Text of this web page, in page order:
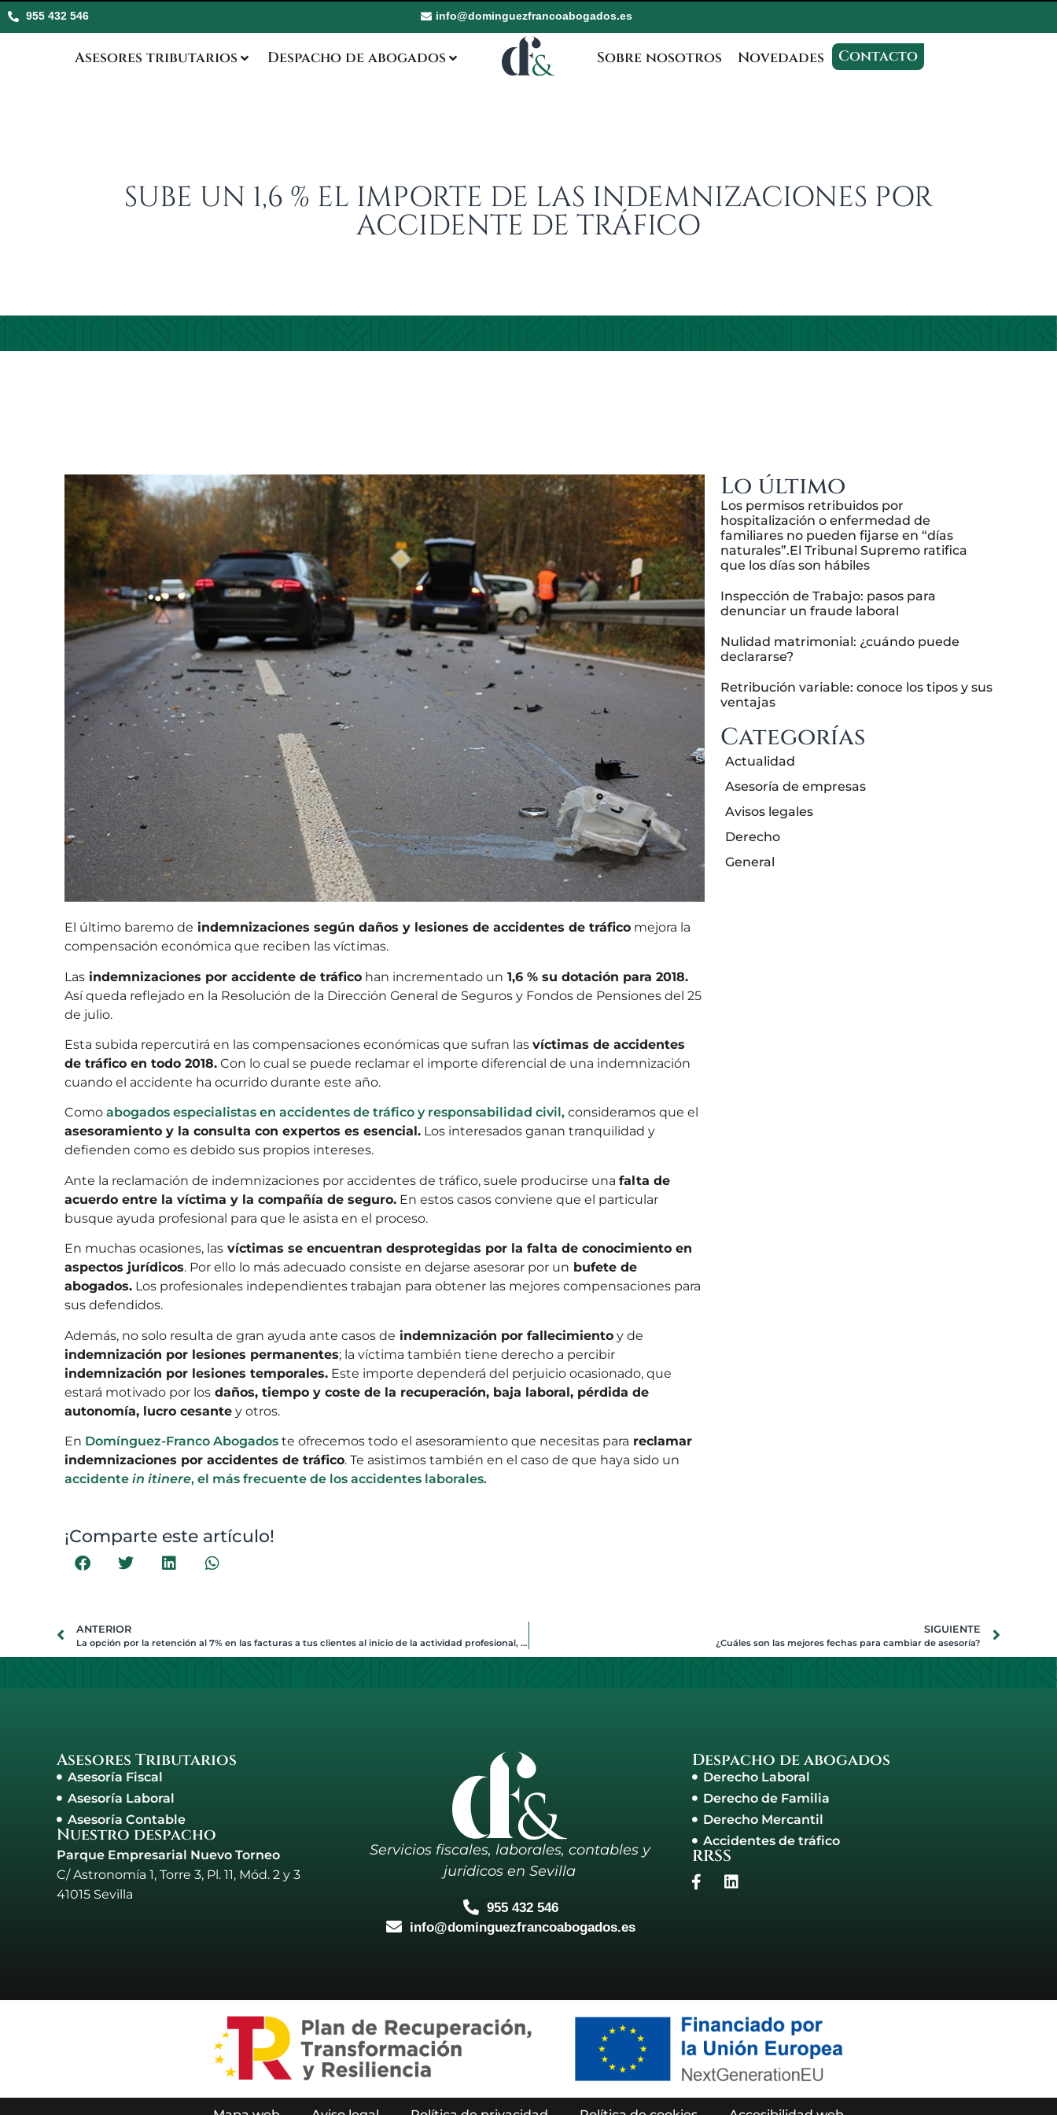
955 432 546 info@dominguezfrancoabogados.es
Asesores tributarios Despacho de abogados Sobre nosotros Novedades Contacto
SUBE UN 1,6 % EL IMPORTE DE LAS INDEMNIZACIONES POR
ACCIDENTE DE TRÁFICO
El último baremo de indemnizaciones según daños y lesiones de accidentes de tráfico mejora la
compensación económica que reciben las víctimas.
Las indemnizaciones por accidente de tráfico han incrementado un 1,6 % su dotación para 2018.
Así queda reflejado en la Resolución de la Dirección General de Seguros y Fondos de Pensiones del 25
de julio.
Esta subida repercutirá en las compensaciones económicas que sufran las víctimas de accidentes
de tráfico en todo 2018. Con lo cual se puede reclamar el importe diferencial de una indemnización
cuando el accidente ha ocurrido durante este año.
Como abogados especialistas en accidentes de tráfico y responsabilidad civil, consideramos que el
asesoramiento y la consulta con expertos es esencial. Los interesados ganan tranquilidad y
defienden como es debido sus propios intereses.
Ante la reclamación de indemnizaciones por accidentes de tráfico, suele producirse una falta de
acuerdo entre la víctima y la compañía de seguro. En estos casos conviene que el particular
busque ayuda profesional para que le asista en el proceso.
En muchas ocasiones, las víctimas se encuentran desprotegidas por la falta de conocimiento en
aspectos jurídicos. Por ello lo más adecuado consiste en dejarse asesorar por un bufete de
abogados. Los profesionales independientes trabajan para obtener las mejores compensaciones para
sus defendidos.
Además, no solo resulta de gran ayuda ante casos de indemnización por fallecimiento y de
indemnización por lesiones permanentes; la víctima también tiene derecho a percibir
indemnización por lesiones temporales. Este importe dependerá del perjuicio ocasionado, que
estará motivado por los daños, tiempo y coste de la recuperación, baja laboral, pérdida de
autonomía, lucro cesante y otros.
En Domínguez-Franco Abogados te ofrecemos todo el asesoramiento que necesitas para reclamar
indemnizaciones por accidentes de tráfico. Te asistimos también en el caso de que haya sido un
accidente in itinere, el más frecuente de los accidentes laborales.
¡Comparte este artículo!
Lo último
Los permisos retribuidos por
hospitalización o enfermedad de
familiares no pueden fijarse en “días
naturales”.El Tribunal Supremo ratifica
que los días son hábiles
Inspección de Trabajo: pasos para
denunciar un fraude laboral
Nulidad matrimonial: ¿cuándo puede
declararse?
Retribución variable: conoce los tipos y sus
ventajas
Categorías
Actualidad
Asesoría de empresas
Avisos legales
Derecho
General
ANTERIOR
La opción por la retención al 7% en las facturas a tus clientes al inicio de la actividad profesional, ventajas e inconvenientes
SIGUIENTE
¿Cuáles son las mejores fechas para cambiar de asesoría?
Asesores Tributarios
Asesoría Fiscal
Asesoría Laboral
Asesoría Contable
Nuestro despacho
Parque Empresarial Nuevo Torneo
C/ Astronomía 1, Torre 3, Pl. 11, Mód. 2 y 3
41015 Sevilla
Servicios fiscales, laborales, contables y
jurídicos en Sevilla
955 432 546
info@dominguezfrancoabogados.es
Despacho de abogados
Derecho Laboral
Derecho de Familia
Derecho Mercantil
Accidentes de tráfico
RRSS